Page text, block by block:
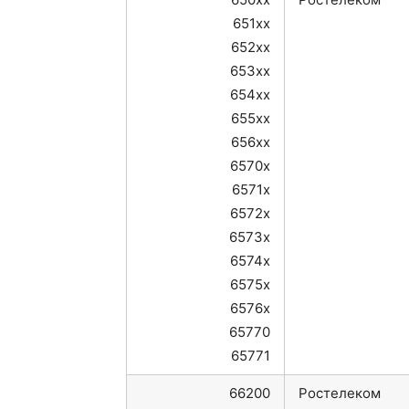
651xx
652xx
653xx
654xx
655xx
656xx
6570x
6571x
6572x
6573x
6574x
6575x
6576x
65770
65771
66200
Ростелеком